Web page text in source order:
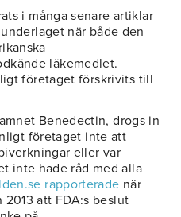
i många senare artiklar
när både den
läkemedlet.
företaget förskrivits till
Benedectin, drogs in
företaget inte att
eller var
inte hade råd med alla
rapporterade när
att FDA:s beslut